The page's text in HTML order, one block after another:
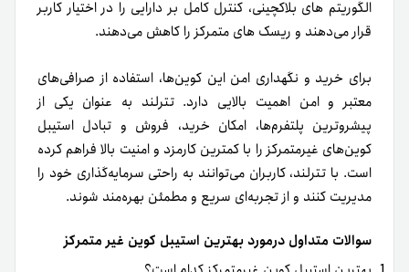
خیر، اگر‌ از صرافی‌ های‌ معتبر و‌ امن مانند‌ تترلند استفاده شود.
ریسک‌ها عمدتاً مربوط به انتخاب صرافی‌ غیر‌قابل‌ اعتماد یا
کاهش است.
مزیت‌ استفاده از تترلند در خرید‌ استیبل‌ کوین‌ غیر‌متمرکز
چیست؟
تترلند امکان خرید و‌ فروش سریع و‌ امن استیبل‌ کوین‌های‌
غیر‌متمرکز را با کمترین‌ کارمزد فراهم می‌کند و تجربه‌ کاربری
ساده و‌ مطمئن برای‌ سرمایه‌گذاری و‌ تراکنش‌های‌ دیجیتال ارائه